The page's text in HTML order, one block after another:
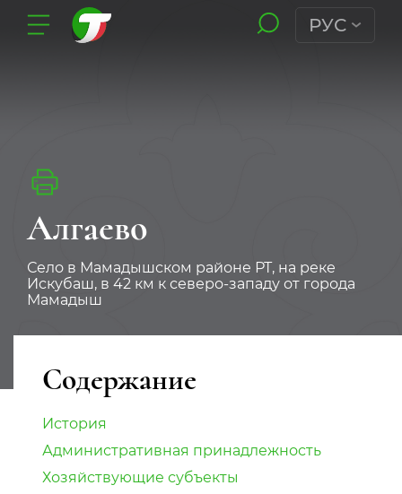
РУС
Алгаево
Село в Мамадышском районе РТ, на реке
Искубаш, в 42 км к северо-западу от города
Мамадыш
Содержание
История
Административная принадлежность
Хозяйствующие субъекты